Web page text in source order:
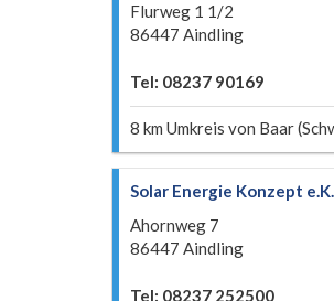
Flurweg 1 1/2
86447 Aindling
Tel: 08237 90169
8 km Umkreis von Baar
Solar Energie Konzept e.K.
Ahornweg 7
86447 Aindling
Tel: 08237 252500